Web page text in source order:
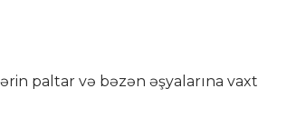
paltar və bəzən əşyalarına vaxt